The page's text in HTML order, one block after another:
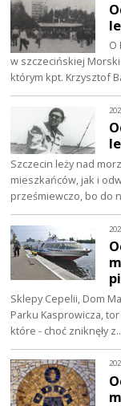
O
w szczecińskiej
którym kpt. Krzysztof
Szczecin leży nad
mieszkańców, jak i
prześmiewczo, bo do
Sklepy Cepelii, Dom
Parku Kasprowicza,
które - choć zniknęły